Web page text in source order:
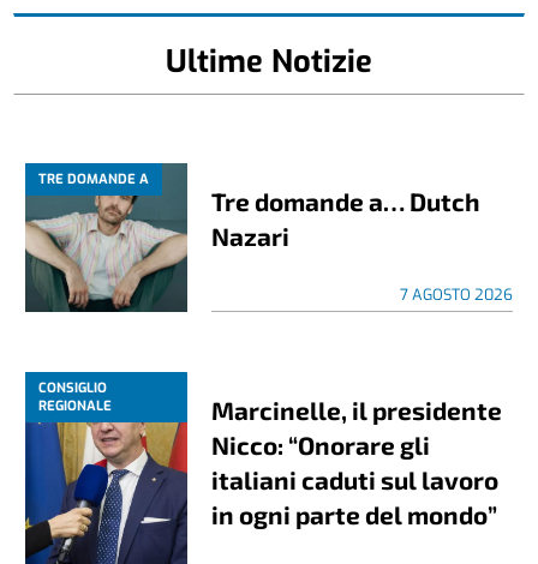
Ultime Notizie
TRE DOMANDE A
Tre domande a… Dutch
Nazari
7 AGOSTO 2026
CONSIGLIO
REGIONALE
Marcinelle, il presidente
Nicco: “Onorare gli
italiani caduti sul lavoro
in ogni parte del mondo”